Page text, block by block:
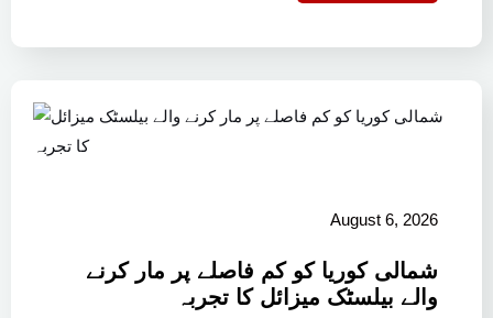
August 6, 2026
شمالی کوریا کو کم فاصلے پر مار کرنے
والے بیلسٹک میزائل کا تجربہ